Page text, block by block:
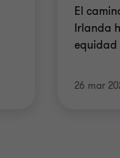
El
Irlanda
equidad
26 mar